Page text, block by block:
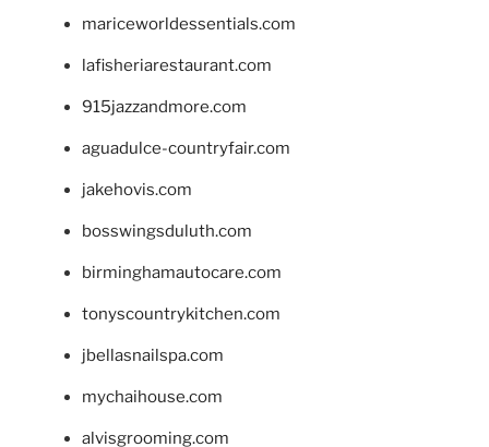
mariceworldessentials.com
lafisheriarestaurant.com
915jazzandmore.com
aguadulce-countryfair.com
jakehovis.com
bosswingsduluth.com
birminghamautocare.com
tonyscountrykitchen.com
jbellasnailspa.com
mychaihouse.com
alvisgrooming.com